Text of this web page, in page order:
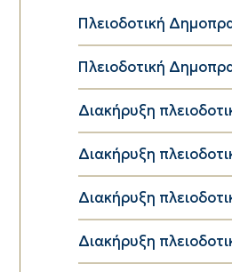
Πλειοδοτική
Πλειοδοτική
Διακήρυξη
Διακήρυξη
Διακήρυξη
Διακήρυξη